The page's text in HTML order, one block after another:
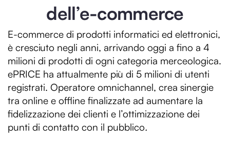
dell’e-commerce
E-commerce di prodotti informatici ed elettronici,
è cresciuto negli anni, arrivando oggi a fino a 4
milioni di prodotti di ogni categoria merceologica.
ePRICE ha attualmente più di 5 milioni di utenti
registrati. Operatore omnichannel, crea sinergie
tra online e offline finalizzate ad aumentare la
fidelizzazione dei clienti e l’ottimizzazione dei
punti di contatto con il pubblico.